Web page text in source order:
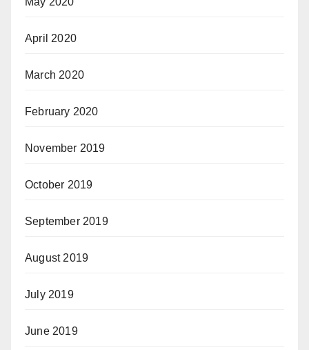
April 2020
March 2020
February 2020
November 2019
October 2019
September 2019
August 2019
July 2019
June 2019